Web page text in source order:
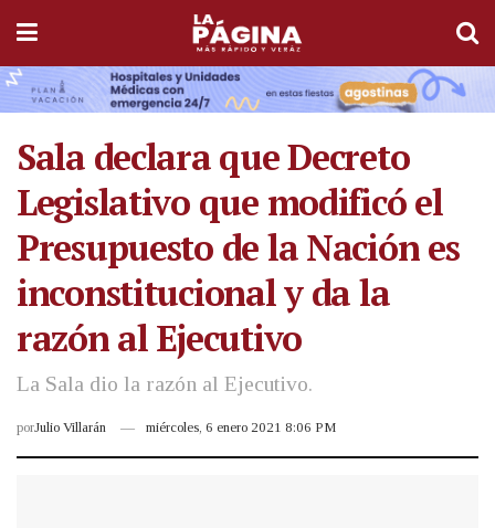
Sala declara que Decreto
Legislativo que modificó el
Presupuesto de la Nación es
inconstitucional y da la
razón al Ejecutivo
La Sala dio la razón al Ejecutivo.
porJulio Villarán miércoles, 6 enero 2021 8:06 PM